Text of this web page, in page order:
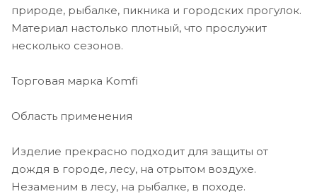
природе, рыбалке, пикника и городских прогулок.
Материал настолько плотный, что прослужит
несколько сезонов.
Торговая марка Komfi
Область применения
Изделие прекрасно подходит для защиты от
дождя в городе, лесу, на отрытом воздухе.
Незаменим в лесу, на рыбалке, в походе.